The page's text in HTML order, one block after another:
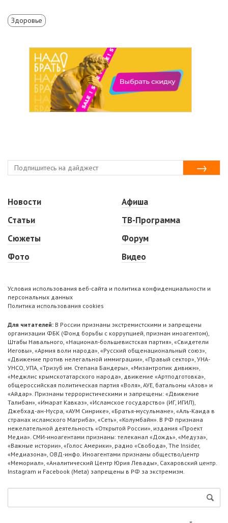
Здоровье
Новости
Статьи
Сюжеты
Фото
Афиша
ТВ-Программа
Форум
Видео
Условия использования веб-сайта и политика конфиденциальности и
персональных данных
Политика использования cookies
Для читателей: В России признаны экстремистскими и запрещены
организации ФБК (Фонд борьбы с коррупцией, признан иноагентом),
Штабы Навального, «Национал-большевистская партия», «Свидетели
Иеговы», «Армия воли народа», «Русский общенациональный союз»,
«Движение против нелегальной иммиграции», «Правый сектор», УНА-
УНСО, УПА, «Тризуб им. Степана Бандеры», «Мизантропик дивижн»,
«Меджлис крымскотатарского народа», движение «Артподготовка»,
общероссийская политическая партия «Воля», АУЕ, батальоны «Азов» и
«Айдар». Признаны террористическими и запрещены: «Движение
Талибан», «Имарат Кавказ», «Исламское государство» (ИГ, ИГИЛ),
Джебхад-ан-Нусра, «АУМ Синрике», «Братья-мусульмане», «Аль-Каида в
странах исламского Магриба», «Сеть», «Колумбайн». В РФ признана
нежелательной деятельность «Открытой России», издания «Проект
Медиа». СМИ-иноагентами признаны: телеканал «Дождь», «Медуза»,
«Важные истории», «Голос Америки», радио «Свобода», The Insider,
«Медиазона», ОВД-инфо. Иноагентами признаны общество/центр
«Мемориал», «Аналитический Центр Юрия Левады», Сахаровский центр.
Instagram и Facebook (Metа) запрещены в РФ за экстремизм.